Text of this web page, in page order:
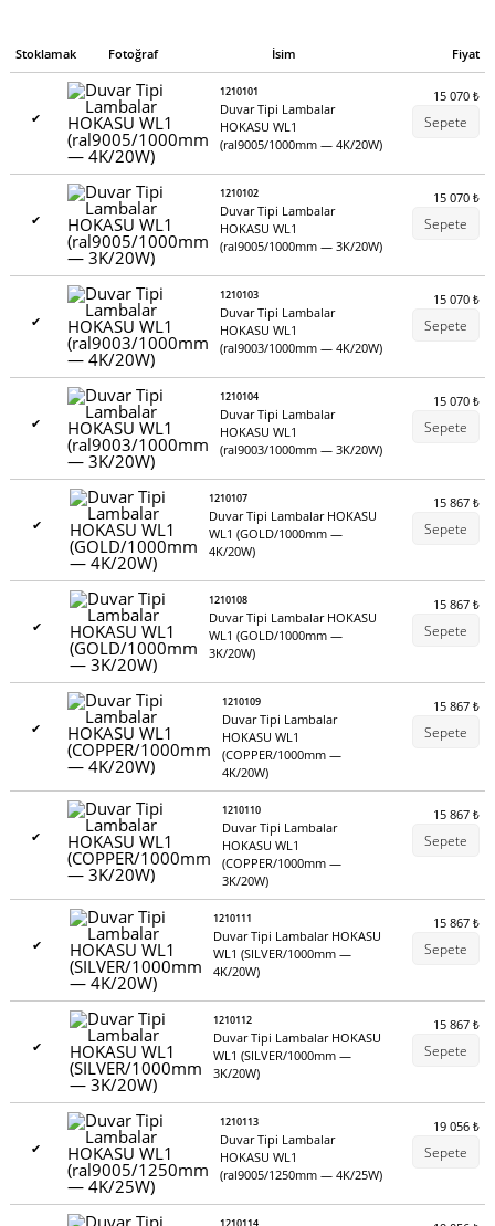
Stoklamak Fotoğraf İsim Fiyat
✔
1210101
Duvar Tipi Lambalar
HOKASU WL1
(ral9005/1000mm — 4K/20W)
15 070₺
Sepete
✔
1210102
Duvar Tipi Lambalar
HOKASU WL1
(ral9005/1000mm — 3K/20W)
15 070₺
Sepete
✔
1210103
Duvar Tipi Lambalar
HOKASU WL1
(ral9003/1000mm — 4K/20W)
15 070₺
Sepete
✔
1210104
Duvar Tipi Lambalar
HOKASU WL1
(ral9003/1000mm — 3K/20W)
15 070₺
Sepete
✔
1210107
Duvar Tipi Lambalar HOKASU
WL1 (GOLD/1000mm —
4K/20W)
15 867₺
Sepete
✔
1210108
Duvar Tipi Lambalar HOKASU
WL1 (GOLD/1000mm —
3K/20W)
15 867₺
Sepete
✔
1210109
Duvar Tipi Lambalar
HOKASU WL1
(COPPER/1000mm —
4K/20W)
15 867₺
Sepete
✔
1210110
Duvar Tipi Lambalar
HOKASU WL1
(COPPER/1000mm —
3K/20W)
15 867₺
Sepete
✔
1210111
Duvar Tipi Lambalar HOKASU
WL1 (SILVER/1000mm —
4K/20W)
15 867₺
Sepete
✔
1210112
Duvar Tipi Lambalar HOKASU
WL1 (SILVER/1000mm —
3K/20W)
15 867₺
Sepete
✔
1210113
Duvar Tipi Lambalar
HOKASU WL1
(ral9005/1250mm — 4K/25W)
19 056₺
Sepete